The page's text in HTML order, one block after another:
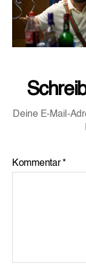
Deine E-Mail-
Kommentar*